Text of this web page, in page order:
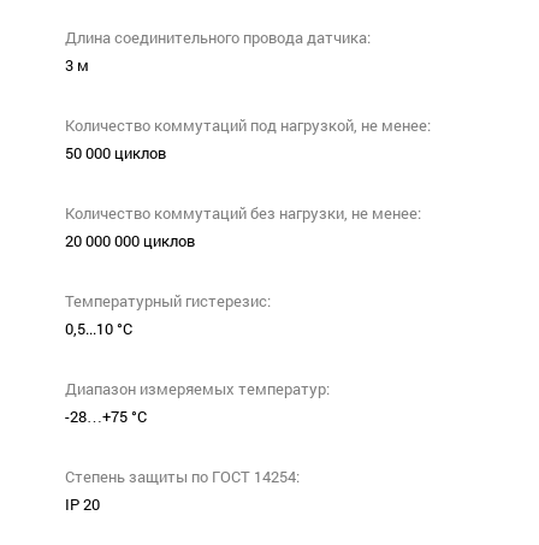
Длина соединительного провода датчика:
3 м
Количество коммутаций под нагрузкой, не менее:
50 000 циклов
Количество коммутаций без нагрузки, не менее:
20 000 000 циклов
Температурный гистерезис:
0,5...10 °С
Диапазон измеряемых температур:
-28…+75 °С
Степень защиты по ГОСТ 14254:
ІР 20